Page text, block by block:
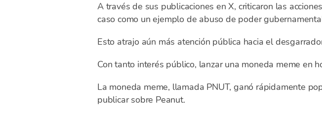
A través de sus publicaciones en X, criticaron las
caso como un ejemplo de abuso de poder
Esto atrajo aún más atención pública hacia el
Con tanto interés público, lanzar una moneda meme en
La moneda meme, llamada PNUT, ganó rápidamente
publicar sobre Peanut.